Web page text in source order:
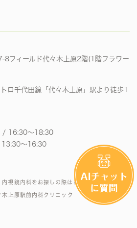
8フィールド代々木上原2階(1階フラワー
ロ千代田線「代々木上原」駅より徒歩1
/ 16:30〜18:30
13:30〜16:30
視鏡内科をお探しの際はお気軽にお問い合わ
上原駅前内科クリニック